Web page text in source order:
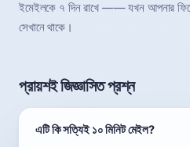
ইমেইলকে ৭ দিন রাখে —— যখন আপনার
সেখানে থাকে।
প্রায়শই জিজ্ঞাসিত প্রশ্ন
এটি কি সত্যিই ১০ মিনিট মেইল?